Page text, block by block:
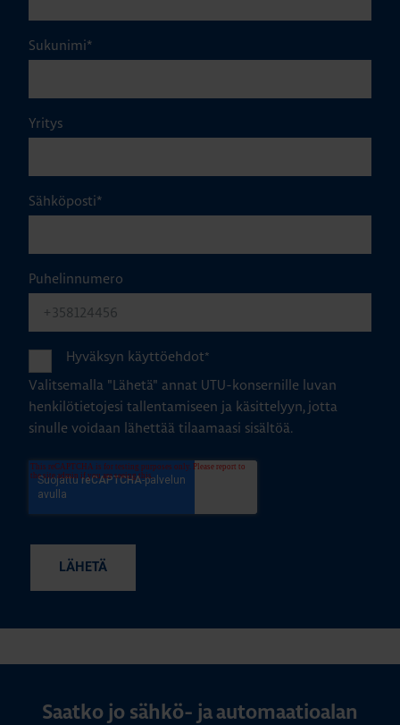
Sukunimi*
Yritys
Sähköposti*
Puhelinnumero
Hyväksyn käyttöehdot*
Valitsemalla "Lähetä" annat UTU-konsernille luvan
henkilötietojesi tallentamiseen ja käsittelyyn, jotta
sinulle voidaan lähettää tilaamaasi sisältöä.
Saatko jo sähkö- ja automaatioalan